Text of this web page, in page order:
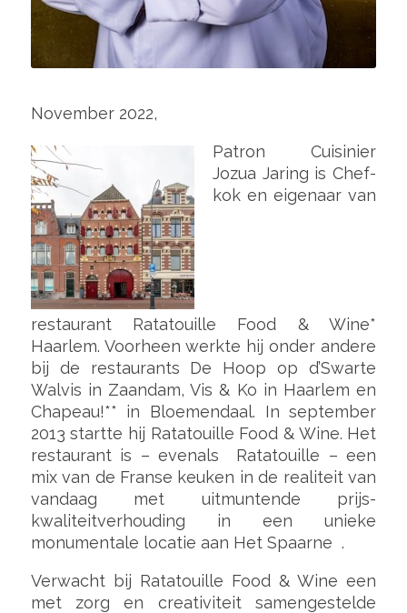
November 2022,
Patron Cuisinier
Jozua Jaring is Chef-
kok en eigenaar van
restaurant Ratatouille Food & Wine*
Haarlem. Voorheen werkte hij onder andere
bij de restaurants De Hoop op d’Swarte
Walvis in Zaandam, Vis & Ko in Haarlem en
Chapeau!** in Bloemendaal. In september
2013 startte hij Ratatouille Food & Wine. Het
restaurant is – evenals Ratatouille – een
mix van de Franse keuken in de realiteit van
vandaag met uitmuntende prijs-
kwaliteitverhouding in een unieke
monumentale locatie aan Het Spaarne .
Verwacht bij Ratatouille Food & Wine een
met zorg en creativiteit samengestelde